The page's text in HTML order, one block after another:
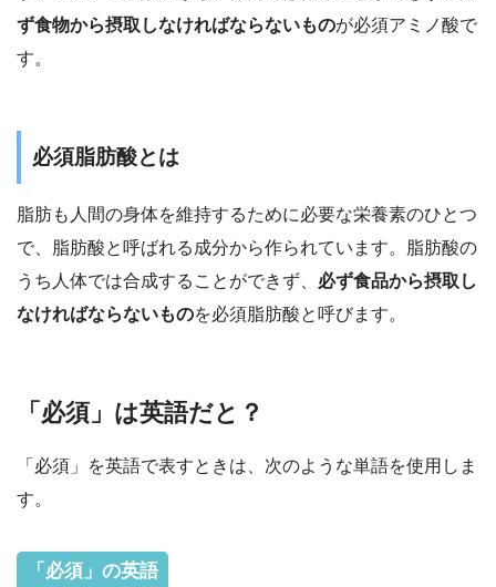
ず食物から摂取しなければならないものが必須アミノ酸で
す。
必須脂肪酸とは
脂肪も人間の身体を維持するために必要な栄養素のひとつ
で、脂肪酸と呼ばれる成分から作られています。脂肪酸の
うち人体では合成することができず、 必ず食品から摂取し
なければならないものを必須脂肪酸と呼びます。
「必須」は英語だと？
「必須」を英語で表すときは、次のような単語を使用しま
す。
「必須」の英語